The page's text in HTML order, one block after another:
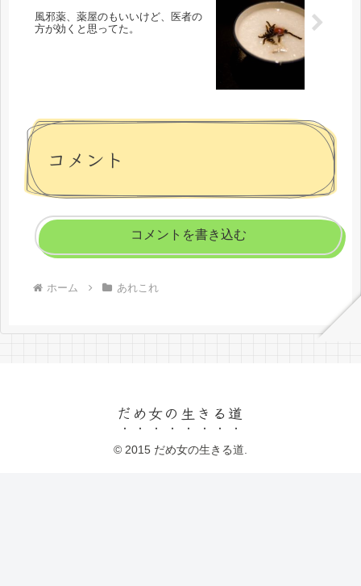
風邪薬、薬屋のもいいけど、医者の
方が効くと思ってた。
コメント
コメントを書き込む
ホーム あれこれ
だめ女の生きる道
© 2015 だめ女の生きる道.